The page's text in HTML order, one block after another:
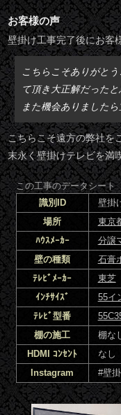
お客様の声
壁掛け工事完了後にお客
こちらこそありがと
て頂き大正解だったと
また機会ありましたら
こちらこそ遠方の弊社を
末永く壁掛けテレビを満
この工事のデータシート
識別ID
壁掛
場所
東京
ﾊｳｽﾒｰｶｰ
分譲
壁の種類
石膏
ﾃﾚﾋﾞﾒｰｶｰ
東芝
ｲﾝﾁｻｲｽﾞ
55イ
ﾃﾚﾋﾞ型番
棚の施工
棚な
HDMI ｺﾝｾﾝﾄ
なし
Instagram
#壁